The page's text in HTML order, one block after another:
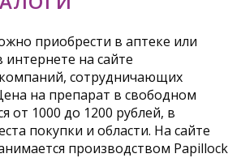
приобрести в аптеке или
интернете на сайте
сотрудничающих
на препарат в свободном
от 1000 до 1200 рублей, в
покупки и области. На сайте
производством Papillock